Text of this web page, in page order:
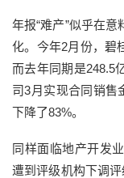
年报“难产”似乎在
化。今年2月份，碧
而去年同期是248.5
司3月实现合同销售
下降了83%。
同样面临地产开发
遭到评级机构下调